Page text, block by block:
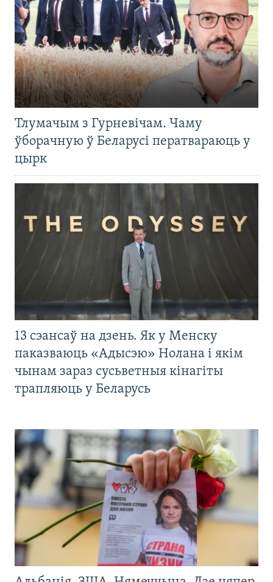
Тлумачым з Гурневічам. Чаму
ўборачную ў Беларусі ператвараюць у
цырк
13 сэансаў на дзень. Як у Менску
паказваюць «Адысэю» Нолана і якім
чынам зараз сусьветныя кінагіты
трапляюць у Беларусь